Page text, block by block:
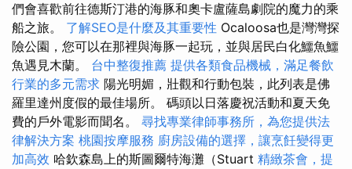
們會喜歡前往德斯汀港的海豚和奧卡盧薩島劇院的魔力的乘
船之旅。 了解SEO是什麼及其重要性 Ocaloosa也是灣灣探
險公園，您可以在那裡與海豚一起玩，並與居民白化鱷魚鱷
魚遇見木蘭。 台中整復推薦 提供各類食品機械，滿足餐飲
行業的多元需求 陽光明媚，壯觀和行動包裝，此列表是佛
羅里達州度假的最佳場所。 碼頭以日落慶祝活動和夏天免
費的戶外電影而聞名。 尋找專業律師事務所，為您提供法
律解決方案 桃園按摩服務 廚房設備的選擇，讓烹飪變得更
加高效 哈欽森島上的斯圖爾特海灘（Stuart 精緻茶會，提